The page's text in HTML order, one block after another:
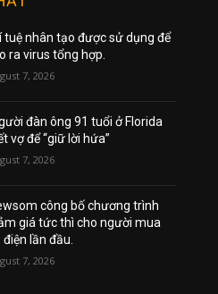
tuệ nhân tạo được sử dụng để
ra virus tổng hợp.
7, 2026
đàn ông 91 tuổi ở Florida
vợ để “giữ lời hứa”
7, 2026
công bố chương trình
giá tức thì cho người mua
điện lần đầu.
7, 2026